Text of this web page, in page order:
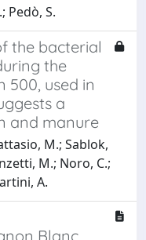
Pedò, S.
the bacterial
the
used in
a
and manure
M.; Sablok,
M.; Noro, C.;
A.
Blanc